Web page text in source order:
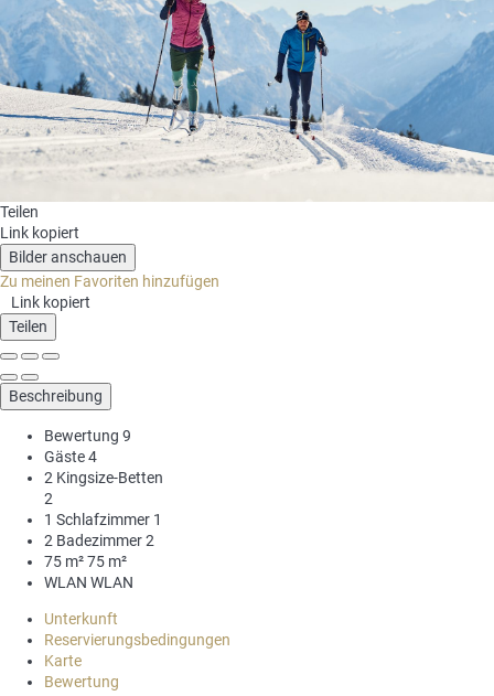
Teilen
Link kopiert
Bilder anschauen
Zu meinen Favoriten hinzufügen
Link kopiert
Teilen
Beschreibung
Bewertung 9
Gäste4
2 Kingsize-Betten
2
1 Schlafzimmer 1
2 Badezimmer2
75 m²75 m²
WLAN WLAN
Unterkunft
Reservierungsbedingungen
Karte
Bewertung